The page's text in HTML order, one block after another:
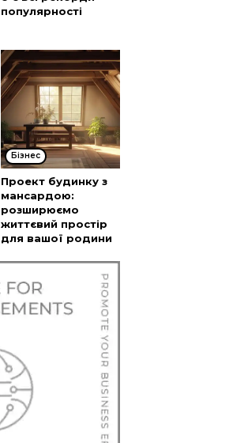
популярності
Бізнес
Проект будинку з
мансардою:
розширюємо
життєвий простір
для вашої родини